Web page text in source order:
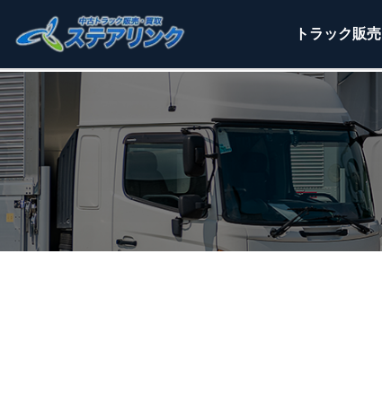
トラック販売